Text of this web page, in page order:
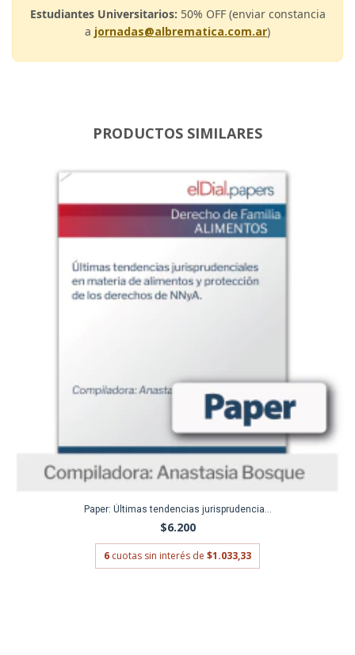
Estudiantes Universitarios: 50% OFF (enviar constancia
a jornadas@albrematica.com.ar)
PRODUCTOS SIMILARES
Paper: Últimas tendencias jurisprudencia...
$6.200
6 cuotas sin interés de $1.033,33